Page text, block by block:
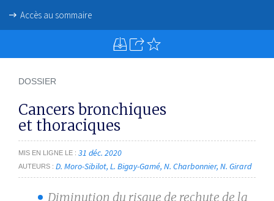
Accès au sommaire
DOSSIER
Cancers bronchiques
et thoraciques
MIS EN LIGNE LE 31 déc. 2020
AUTEURS D. Moro-Sibilot L. Bigay-Gamé N. Charbonnier N. Girard
Diminution du risque de rechute de la